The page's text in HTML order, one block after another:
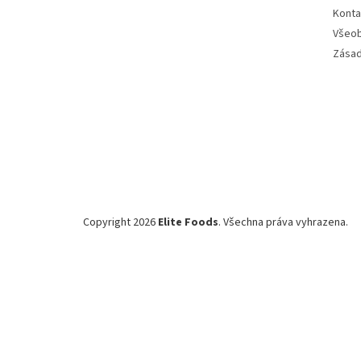
Copyright 2026 Elite Foods. Všechna práva vyhrazena.